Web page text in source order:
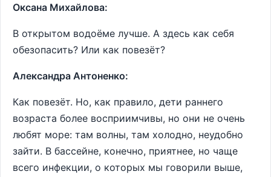
Оксана Михайлова:
В открытом водоёме лучше. А здесь как себя
обезопасить? Или как повезёт?
Александра Антоненко:
Как повезёт. Но, как правило, дети раннего
возраста более восприимчивы, но они не очень
любят море: там волны, там холодно, неудобно
зайти. В бассейне, конечно, приятнее, но чаще
всего инфекции, о которых мы говорили выше,